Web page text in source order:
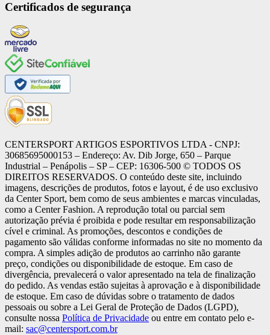
Certificados de segurança
CENTERSPORT ARTIGOS ESPORTIVOS LTDA - CNPJ:
30685695000153 – Endereço: Av. Dib Jorge, 650 – Parque
Industrial – Penápolis – SP – CEP: 16306-500 ©️ TODOS OS
DIREITOS RESERVADOS. O conteúdo deste site, incluindo
imagens, descrições de produtos, fotos e layout, é de uso exclusivo
da Center Sport, bem como de seus ambientes e marcas vinculadas,
como a Center Fashion. A reprodução total ou parcial sem
autorização prévia é proibida e pode resultar em responsabilização
cível e criminal. As promoções, descontos e condições de
pagamento são válidas conforme informadas no site no momento da
compra. A simples adição de produtos ao carrinho não garante
preço, condições ou disponibilidade de estoque. Em caso de
divergência, prevalecerá o valor apresentado na tela de finalização
do pedido. As vendas estão sujeitas à aprovação e à disponibilidade
de estoque. Em caso de dúvidas sobre o tratamento de dados
pessoais ou sobre a Lei Geral de Proteção de Dados (LGPD),
consulte nossa Política de Privacidade ou entre em contato pelo e-
mail: sac@centersport.com.br